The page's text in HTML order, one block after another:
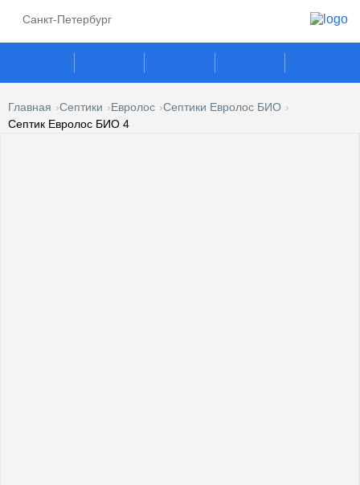
Санкт-Петербург
ГАЗГОЛЬДЕРЫ
Главная Септики Евролос
Септики Евролос БИО
Септик Евролос БИО 4